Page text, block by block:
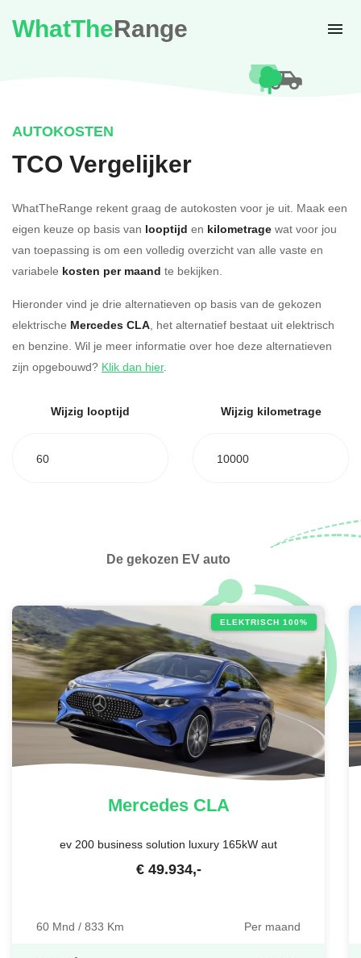
WhatTheRange
AUTOKOSTEN
TCO Vergelijker
WhatTheRange rekent graag de autokosten voor je uit. Maak een
eigen keuze op basis van looptijd en kilometrage wat voor jou
van toepassing is om een volledig overzicht van alle vaste en
variabele kosten per maand te bekijken.
Hieronder vind je drie alternatieven op basis van de gekozen
elektrische Mercedes CLA, het alternatief bestaat uit elektrisch
en benzine. Wil je meer informatie over hoe deze alternatieven
zijn opgebouwd? Klik dan hier.
Wijzig looptijd
60
Wijzig kilometrage
10000
De gekozen EV auto
ELEKTRISCH 100%
MercedesCLA
ev 200 business solution luxury 165kW aut
€ 49.934,-
60 Mnd / 833 Km Per maand